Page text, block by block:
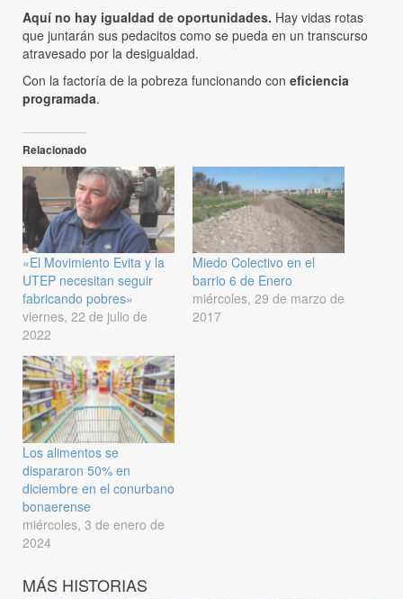
Aquí no hay igualdad de oportunidades. Hay vidas rotas
que juntarán sus pedacitos como se pueda en un transcurso
atravesado por la desigualdad.
Con la factoría de la pobreza funcionando con eficiencia
programada.
Relacionado
«El Movimiento Evita y la
UTEP necesitan seguir
fabricando pobres»
viernes, 22 de julio de
2022
Miedo Colectivo en el
barrio 6 de Enero
miércoles, 29 de marzo de
2017
Los alimentos se
dispararon 50% en
diciembre en el conurbano
bonaerense
miércoles, 3 de enero de
2024
MÁS HISTORIAS